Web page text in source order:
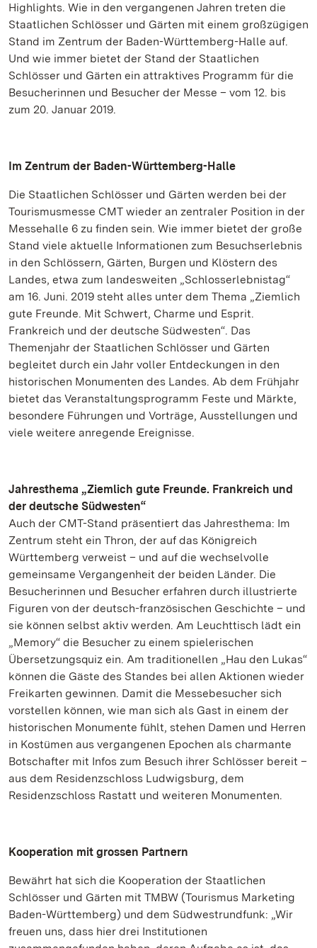
Highlights. Wie in den vergangenen Jahren treten die
Staatlichen Schlösser und Gärten mit einem großzügigen
Stand im Zentrum der Baden-Württemberg-Halle auf.
Und wie immer bietet der Stand der Staatlichen
Schlösser und Gärten ein attraktives Programm für die
Besucherinnen und Besucher der Messe – vom 12. bis
zum 20. Januar 2019.
Im Zentrum der Baden-Württemberg-Halle
Die Staatlichen Schlösser und Gärten werden bei der
Tourismusmesse CMT wieder an zentraler Position in der
Messehalle 6 zu finden sein. Wie immer bietet der große
Stand viele aktuelle Informationen zum Besuchserlebnis
in den Schlössern, Gärten, Burgen und Klöstern des
Landes, etwa zum landesweiten „Schlosserlebnistag“
am 16. Juni. 2019 steht alles unter dem Thema „Ziemlich
gute Freunde. Mit Schwert, Charme und Esprit.
Frankreich und der deutsche Südwesten“. Das
Themenjahr der Staatlichen Schlösser und Gärten
begleitet durch ein Jahr voller Entdeckungen in den
historischen Monumenten des Landes. Ab dem Frühjahr
bietet das Veranstaltungsprogramm Feste und Märkte,
besondere Führungen und Vorträge, Ausstellungen und
viele weitere anregende Ereignisse.
Jahresthema „Ziemlich gute Freunde. Frankreich und
der deutsche Südwesten“
Auch der CMT-Stand präsentiert das Jahresthema: Im
Zentrum steht ein Thron, der auf das Königreich
Württemberg verweist – und auf die wechselvolle
gemeinsame Vergangenheit der beiden Länder. Die
Besucherinnen und Besucher erfahren durch illustrierte
Figuren von der deutsch-französischen Geschichte – und
sie können selbst aktiv werden. Am Leuchttisch lädt ein
„Memory“ die Besucher zu einem spielerischen
Übersetzungsquiz ein. Am traditionellen „Hau den Lukas“
können die Gäste des Standes bei allen Aktionen wieder
Freikarten gewinnen. Damit die Messebesucher sich
vorstellen können, wie man sich als Gast in einem der
historischen Monumente fühlt, stehen Damen und Herren
in Kostümen aus vergangenen Epochen als charmante
Botschafter mit Infos zum Besuch ihrer Schlösser bereit –
aus dem Residenzschloss Ludwigsburg, dem
Residenzschloss Rastatt und weiteren Monumenten.
Kooperation mit grossen Partnern
Bewährt hat sich die Kooperation der Staatlichen
Schlösser und Gärten mit TMBW (Tourismus Marketing
Baden-Württemberg) und dem Südwestrundfunk: „Wir
freuen uns, dass hier drei Institutionen